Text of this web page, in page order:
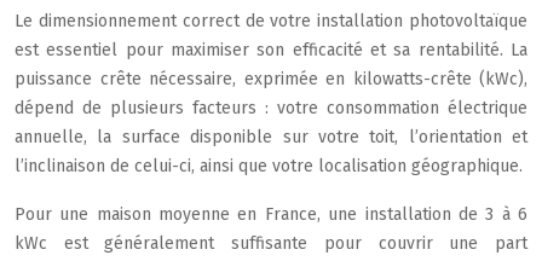
Le dimensionnement correct de votre installation photovoltaïque
est essentiel pour maximiser son efficacité et sa rentabilité. La
puissance crête nécessaire, exprimée en kilowatts-crête (kWc),
dépend de plusieurs facteurs : votre consommation électrique
annuelle, la surface disponible sur votre toit, l’orientation et
l’inclinaison de celui-ci, ainsi que votre localisation géographique.
Pour une maison moyenne en France, une installation de 3 à 6
kWc est généralement suffisante pour couvrir une part